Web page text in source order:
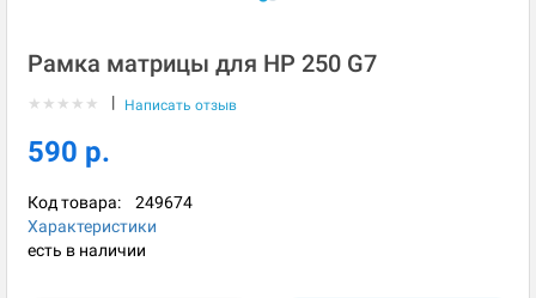
Рамка матрицы для HP 250 G7
★ ★ ★ ★ ★ | Написать отзыв
590 р.
Код товара: 249674
Характеристики
есть в наличии